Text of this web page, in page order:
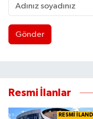
Gönder
Resmi İlanlar
RESMİ